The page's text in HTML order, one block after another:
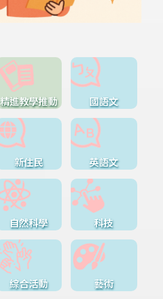
精進教學推動 國語文
新住民 英語文
自然科學 科技
綜合活動 藝術